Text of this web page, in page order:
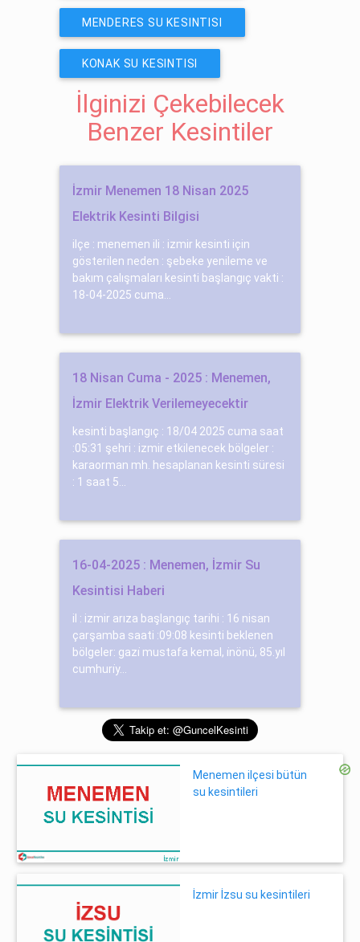
MENDERES SU KESINTISI
KONAK SU KESINTISI
İlginizi Çekebilecek
Benzer Kesintiler
İzmir Menemen 18 Nisan 2025
Elektrik Kesinti Bilgisi
ilçe : menemen ili : izmir kesinti için
gösterilen neden : şebeke yenileme ve
bakım çalışmaları kesinti başlangıç vakti :
18-04-2025 cuma...
18 Nisan Cuma - 2025 : Menemen,
İzmir Elektrik Verilemeyecektir
kesinti başlangıç : 18/04 2025 cuma saat
:05:31 şehri : izmir etkilenecek bölgeler :
karaorman mh. hesaplanan kesinti süresi
: 1 saat 5...
16-04-2025 : Menemen, İzmir Su
Kesintisi Haberi
il : izmir arıza başlangıç tarihi : 16 nisan
çarşamba saati :09:08 kesinti beklenen
bölgeler: gazi̇ mustafa kemal, i̇nönü, 85.yıl
cumhuri̇y...
Menemen ilçesi bütün
su kesintileri
İzmir İzsu su kesintileri